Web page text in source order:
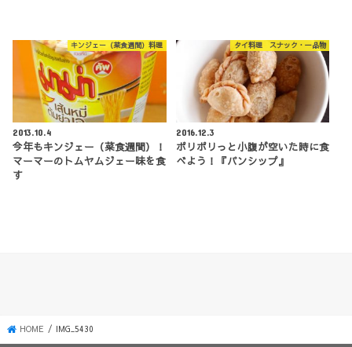
キンジェー（菜食週間）料理
2013.10.4
今年もキンジェー（菜食週間）！
マーマーのトムヤムジェー味を食
す
タイ料理 スナック・一品物
2016.12.3
ポリポリっと小腹が空いた時に食
べよう！『パンシップ』
HOME IMG_5430